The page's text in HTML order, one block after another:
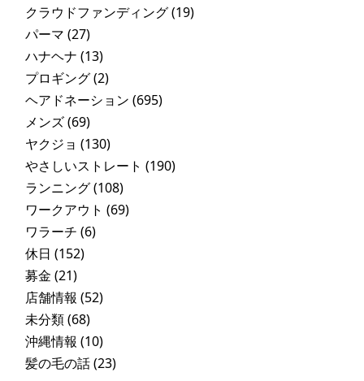
クラウドファンディング(19)
パーマ (27)
ハナヘナ (13)
プロギング(2)
ヘアドネーション (695)
メンズ(69)
ヤクジョ (130)
やさしいストレート (190)
ランニング(108)
ワークアウト (69)
ワラーチ (6)
休日 (152)
募金 (21)
店舗情報 (52)
未分類(68)
沖縄情報 (10)
髪の毛の話(23)